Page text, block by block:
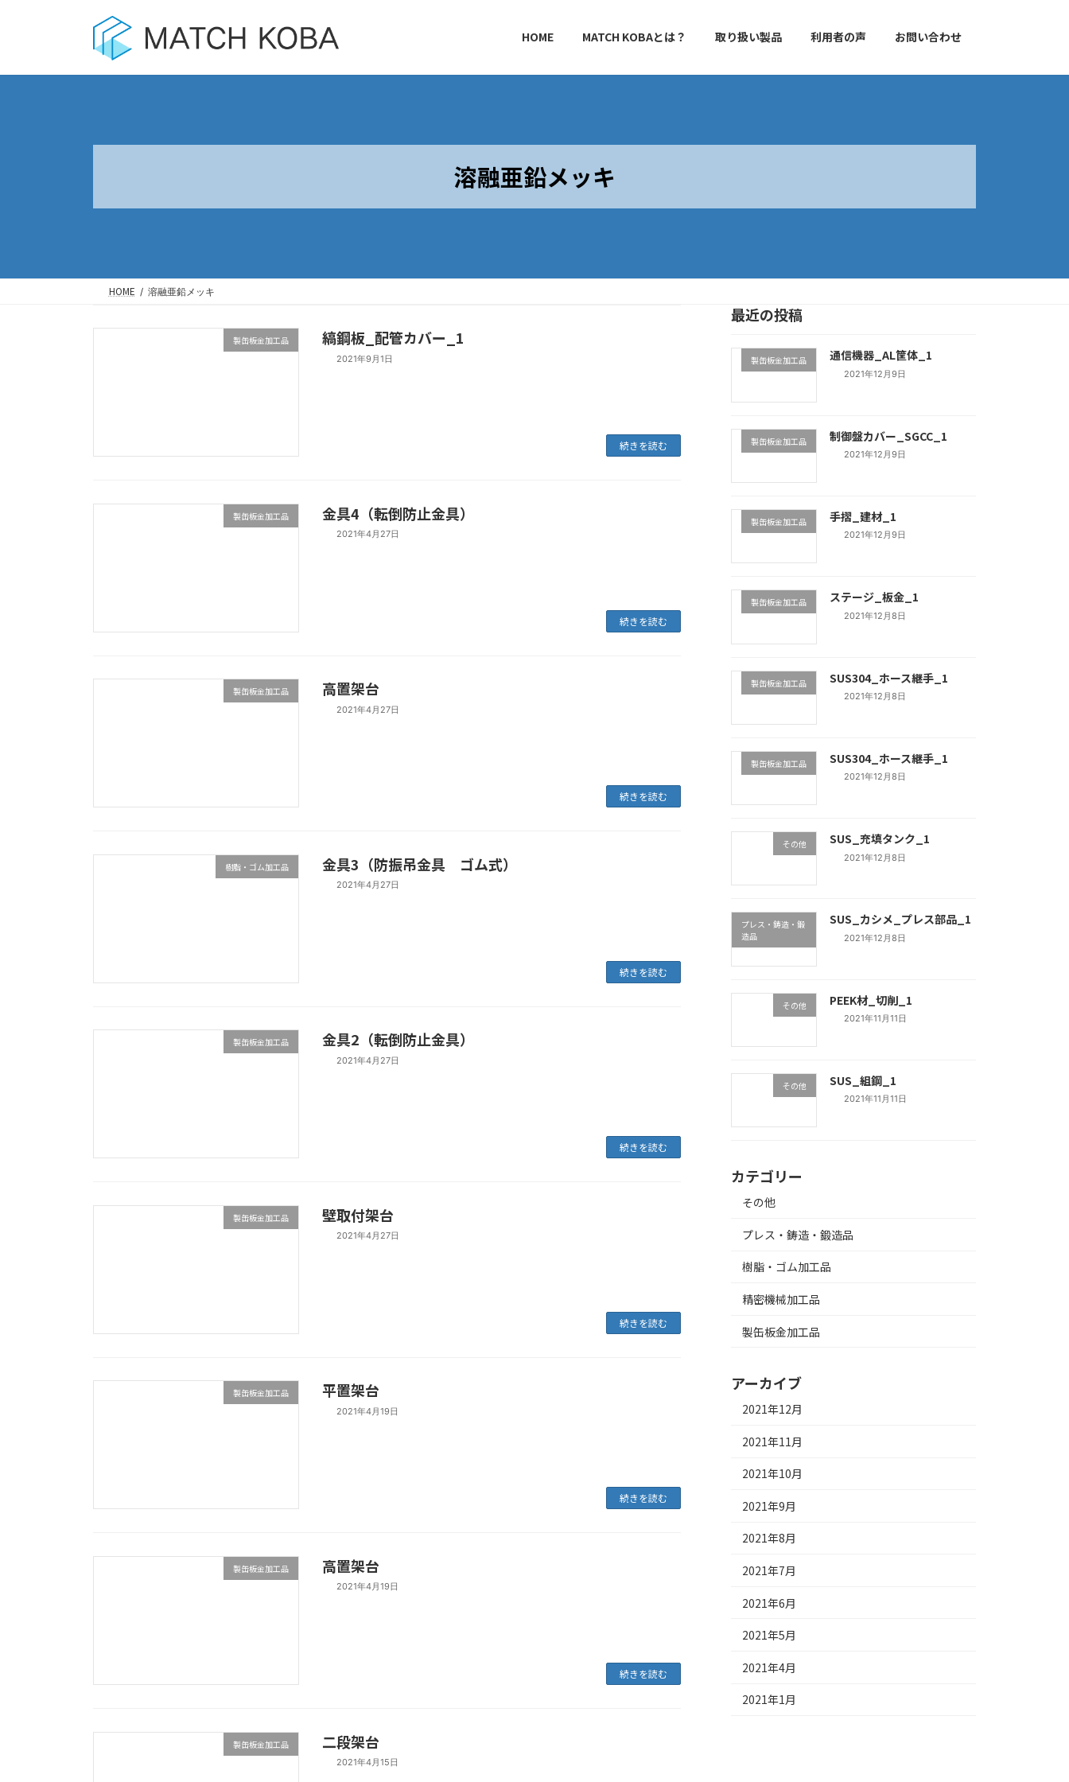
HOME MATCH KOBAとは？ 取り扱い製品 利用者の声 お問い合わせ
溶融亜鉛メッキ
HOME 溶融亜鉛メッキ
製缶板金加工品 縞鋼板_配管カバー_1
2021年9月1日
続きを読む
製缶板金加工品 金具4（転倒防止金具）
2021年4月27日
続きを読む
製缶板金加工品 高置架台
2021年4月27日
続きを読む
樹脂・ゴム加工品 金具3（防振吊金具 ゴム式）
2021年4月27日
続きを読む
製缶板金加工品 金具2（転倒防止金具）
2021年4月27日
続きを読む
製缶板金加工品 壁取付架台
2021年4月27日
続きを読む
製缶板金加工品 平置架台
2021年4月19日
続きを読む
製缶板金加工品 高置架台
2021年4月19日
続きを読む
製缶板金加工品 二段架台
2021年4月15日
最近の投稿
製缶板金加工品 通信機器_AL筐体_1
2021年12月9日
製缶板金加工品 制御盤カバー_SGCC_1
2021年12月9日
製缶板金加工品 手摺_建材_1
2021年12月9日
製缶板金加工品 ステージ_板金_1
2021年12月8日
製缶板金加工品 SUS304_ホース継手_1
2021年12月8日
製缶板金加工品 SUS304_ホース継手_1
2021年12月8日
その他 SUS_充填タンク_1
2021年12月8日
プレス・鋳造・鍛
造品
SUS_カシメ_プレス部品_1
2021年12月8日
その他 PEEK材_切削_1
2021年11月11日
その他 SUS_組鋼_1
2021年11月11日
カテゴリー
その他
プレス・鋳造・鍛造品
樹脂・ゴム加工品
精密機械加工品
製缶板金加工品
アーカイブ
2021年12月
2021年11月
2021年10月
2021年9月
2021年8月
2021年7月
2021年6月
2021年5月
2021年4月
2021年1月